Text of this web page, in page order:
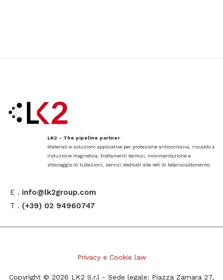
LK2 - The pipeline partner
Materiali e soluzioni applicative per protezione anticorrosiva, riscaldo a
induzione magnetica, trattamenti termici, movimentazione e
stoccaggio di tubazioni, servizi dedicati alle reti di teleriscaldamento.
E . info@lk2group.com
T . (+39) 02 94960747
Privacy e Cookie law
Copyright © 2026 LK2 S.r.l - Sede legale: Piazza Zamara 27,